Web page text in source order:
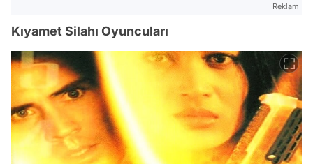
Reklam
Kıyamet Silahı Oyuncuları